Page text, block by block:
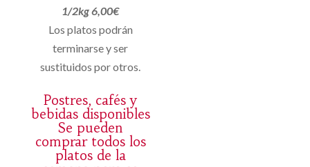
1/2kg 6,00€
Los platos podrán
terminarse y ser
sustituidos por otros.
Postres, cafés y
bebidas disponibles
Se pueden
comprar todos los
platos de la